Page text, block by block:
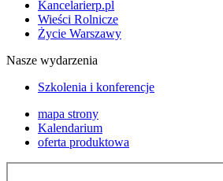
Kancelarierp.pl
Wieści Rolnicze
Życie Warszawy
Nasze wydarzenia
Szkolenia i konferencje
mapa strony
Kalendarium
oferta produktowa